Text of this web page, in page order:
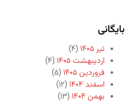
بایگانی
تیر ۱۴۰۵
(۴)
اردیبهشت ۱۴۰۵
(۴)
فروردین ۱۴۰۵
(۵)
اسفند ۱۴۰۴
(۱۲)
بهمن ۱۴۰۴
(۱۳)